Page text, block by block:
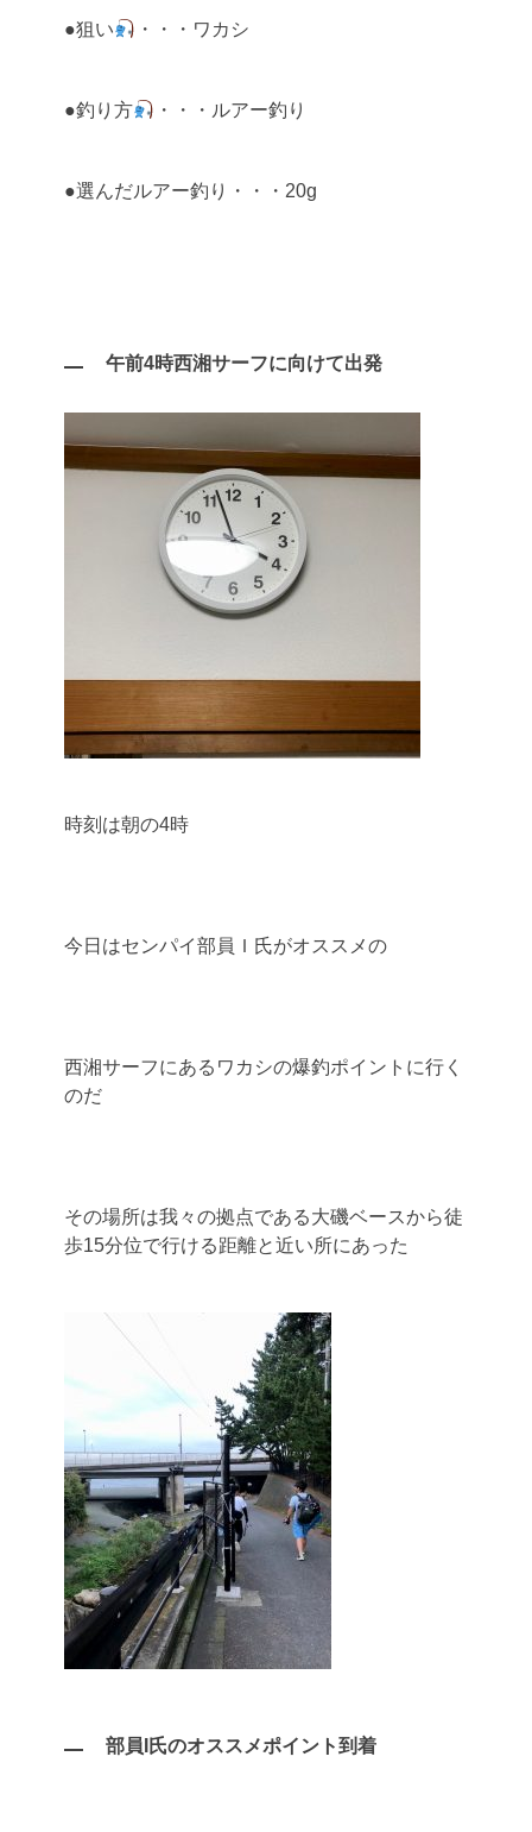
●狙い ・・・ワカシ
●釣り方 ・・・ルアー釣り
●選んだルアー釣り・・・20g
午前4時西湘サーフに向けて出発
時刻は朝の4時
今日はセンパイ部員Ｉ氏がオススメの
西湘サーフにあるワカシの爆釣ポイントに行く
のだ
その場所は我々の拠点である大磯ベースから徒
歩15分位で行ける距離と近い所にあった
部員I氏のオススメポイント到着